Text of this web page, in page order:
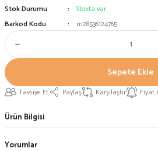
Stok Durumu
Stokta var
Barkod Kodu
m28536124765
Sepete Ekle
Tavsiye Et Paylaş Karşılaştır Fiyat
Ürün Bilgisi
Yorumlar